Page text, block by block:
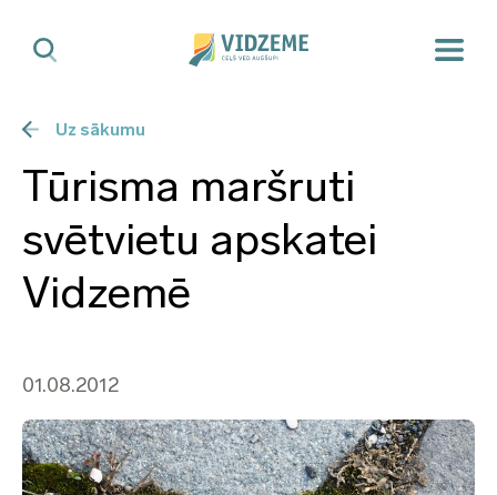
Uz sākumu
Tūrisma maršruti
svētvietu apskatei
Vidzemē
01.08.2012